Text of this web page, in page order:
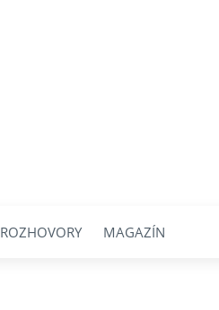
ROZHOVORY MAGAZÍN